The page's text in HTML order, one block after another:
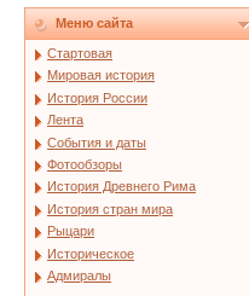
Меню сайта
Стартовая
Мировая история
История России
Лента
События и даты
Фотообзоры
История Древнего Рима
История стран мира
Рыцари
Историческое
Адмиралы